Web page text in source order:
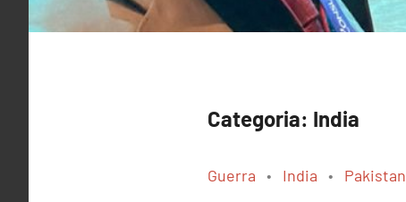
Categoria: India
Guerra India Pakistan